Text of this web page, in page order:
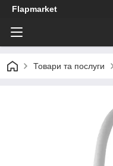
Flapmarket
Товари та послуги